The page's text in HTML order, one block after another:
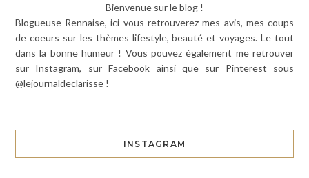
Bienvenue sur le blog !
Blogueuse Rennaise, ici vous retrouverez mes avis, mes coups
de coeurs sur les thèmes lifestyle, beauté et voyages. Le tout
dans la bonne humeur ! Vous pouvez également me retrouver
sur Instagram, sur Facebook ainsi que sur Pinterest sous
@lejournaldeclarisse !
INSTAGRAM